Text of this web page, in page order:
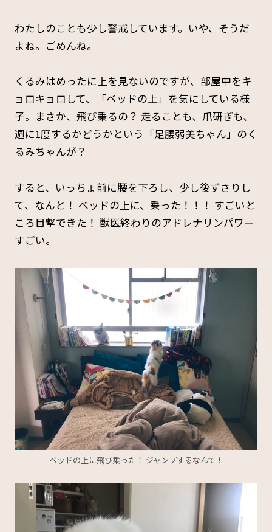
わたしのことも少し警戒しています。いや、そうだ
よね。ごめんね。
くるみはめったに上を見ないのですが、部屋中をキ
ョロキョロして、「ベッドの上」を気にしている様
子。まさか、飛び乗るの？ 走ることも、爪研ぎも、
週に1度するかどうかという「足腰弱美ちゃん」のく
るみちゃんが？
すると、いっちょ前に腰を下ろし、少し後ずさりし
て、なんと！ ベッドの上に、乗った！！！ すごいと
ころ目撃できた！ 獣医終わりのアドレナリンパワー
すごい。
ベッドの上に飛び乗った！ ジャンプするなんて！